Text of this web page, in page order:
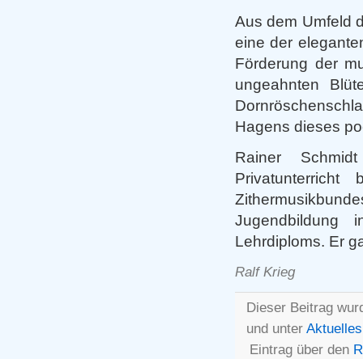
Aus dem Umfeld
eine der
Förderung der
ungeahnten
Hagens dieses
Rainer
Jugendbildung
Lehrdiploms. Er
Ralf Krieg
Dieser Beitrag
und unter Aktuelles
Eintrag über den